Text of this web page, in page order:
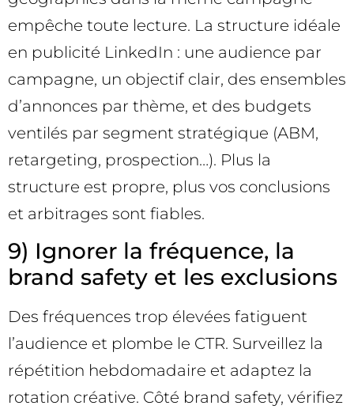
empêche toute lecture. La structure idéale
en publicité LinkedIn : une audience par
campagne, un objectif clair, des ensembles
d’annonces par thème, et des budgets
ventilés par segment stratégique (ABM,
retargeting, prospection…). Plus la
structure est propre, plus vos conclusions
et arbitrages sont fiables.
9) Ignorer la fréquence, la
brand safety et les exclusions
Des fréquences trop élevées fatiguent
l’audience et plombe le CTR. Surveillez la
répétition hebdomadaire et adaptez la
rotation créative. Côté brand safety, vérifiez